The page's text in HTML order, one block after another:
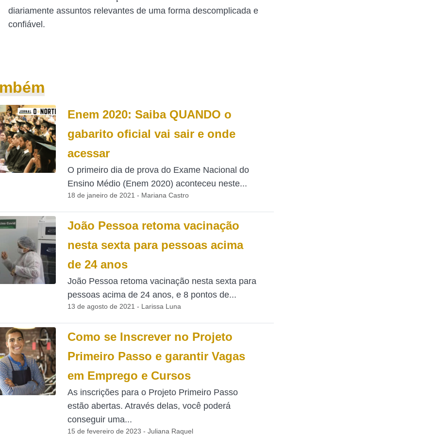
diariamente assuntos relevantes de uma forma descomplicada e
confiável.
Enem 2020: Saiba QUANDO o
gabarito oficial vai sair e onde
acessar
O primeiro dia de prova do Exame Nacional do
Ensino Médio (Enem 2020) aconteceu neste...
18 de janeiro de 2021 - Mariana Castro
João Pessoa retoma vacinação
nesta sexta para pessoas acima
de 24 anos
João Pessoa retoma vacinação nesta sexta para
pessoas acima de 24 anos, e 8 pontos de...
13 de agosto de 2021 - Larissa Luna
Como se Inscrever no Projeto
Primeiro Passo e garantir Vagas
em Emprego e Cursos
As inscrições para o Projeto Primeiro Passo
estão abertas. Através delas, você poderá
conseguir uma...
15 de fevereiro de 2023 - Juliana Raquel